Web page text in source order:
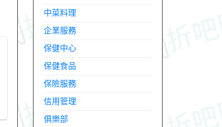
中菜料理
企業服務
保健中心
保健食品
保險服務
信用管理
俱樂部